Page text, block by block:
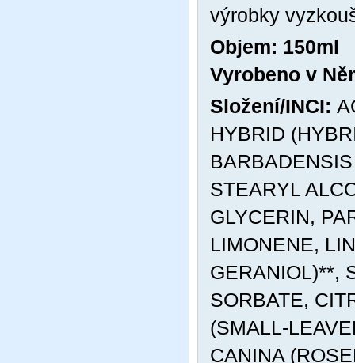
výrobky
Objem: 150ml
Vyrobeno v
Složení/INCI:
HYBRID
STEARYL
GLYCERIN,
LIMONENE,
GERANIOL)**,
SORBATE,
(SMALL-
CANINA